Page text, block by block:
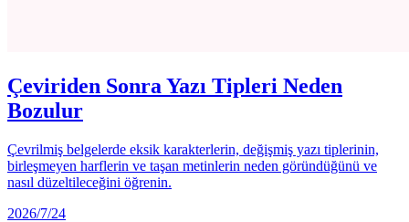
Çeviriden Sonra Yazı Tipleri Neden
Bozulur
Çevrilmiş belgelerde eksik karakterlerin, değişmiş yazı tiplerinin,
birleşmeyen harflerin ve taşan metinlerin neden göründüğünü ve
nasıl düzeltileceğini öğrenin.
2026/7/24